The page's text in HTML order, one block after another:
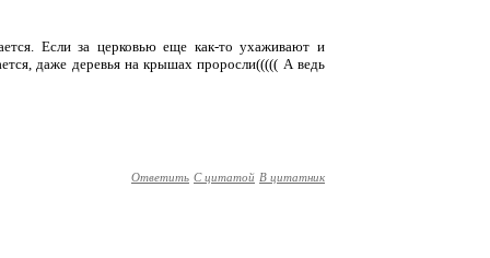
Если за церковью еще как-то ухаживают и
даже деревья на крышах проросли((((( А ведь
Ответить С цитатой В цитатник